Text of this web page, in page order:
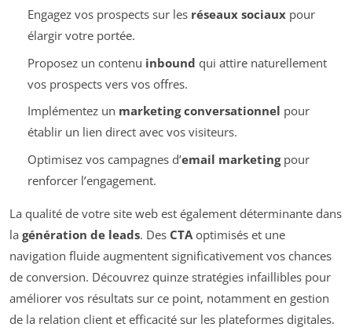
Engagez vos prospects sur les réseaux sociauxpour
élargir votre portée.
Proposez un contenu inbound qui attire naturellement
vos prospects vers vos offres.
Implémentez un marketing conversationnel pour
établir un lien direct avec vos visiteurs.
Optimisez vos campagnes d’email marketingpour
renforcer l’engagement.
La qualité de votre site web est également déterminante dans
la génération de leads. Des CTA optimisés et une
navigation fluide augmentent significativement vos chances
de conversion. Découvrez quinze stratégies infaillibles pour
améliorer vos résultats sur ce point, notamment en gestion
de la relation client et efficacité sur les plateformes digitales.